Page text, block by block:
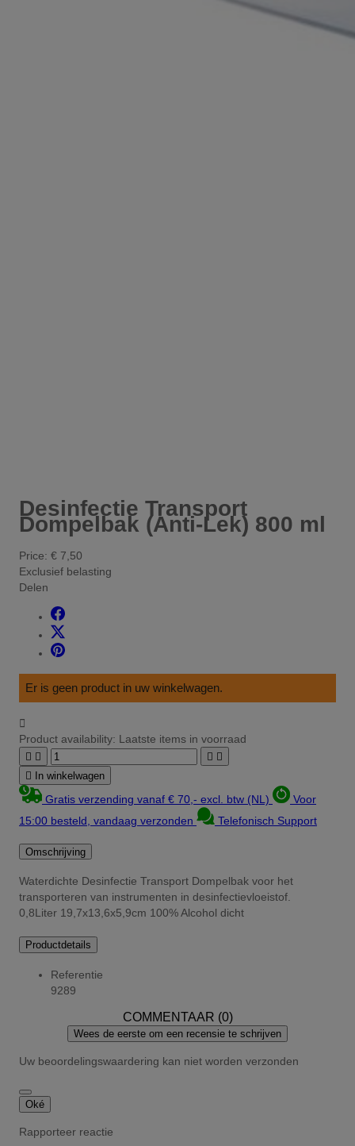
Desinfectie Transport
Dompelbak (Anti-Lek) 800 ml
Price: € 7,50
Exclusief belasting
Delen
Er is geen product in uw winkelwagen.

Product availability: Laatste items in voorraad
   
 In winkelwagen
Gratis verzending vanaf € 70,- excl. btw (NL)
Voor
15:00 besteld, vandaag verzonden
Telefonisch Support
Omschrijving
Waterdichte Desinfectie Transport Dompelbak voor het
transporteren van instrumenten in desinfectievloeistof.
0,8Liter 19,7x13,6x5,9cm 100% Alcohol dicht
Productdetails
Referentie
9289
COMMENTAAR (0)
Wees de eerste om een recensie te schrijven
Uw beoordelingswaardering kan niet worden verzonden
Oké
Rapporteer reactie